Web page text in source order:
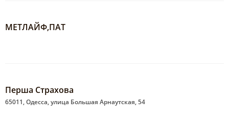
МЕТЛАЙФ,ПАТ
Перша Страхова
65011, Одесса, улица Большая Арнаутская, 54